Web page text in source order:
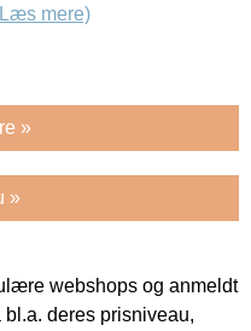
mere)
»
»
webshops og anmeldt
deres prisniveau,